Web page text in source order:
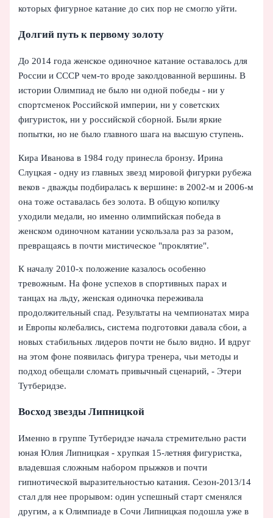
которых фигурное катание до сих пор не смогло уйти.
Долгий путь к первому золоту
До 2014 года женское одиночное катание оставалось для
России и СССР чем-то вроде заколдованной вершины. В
истории Олимпиад не было ни одной победы - ни у
спортсменок Российской империи, ни у советских
фигуристок, ни у российской сборной. Были яркие
попытки, но не было главного шага на высшую ступень.
Кира Иванова в 1984 году принесла бронзу. Ирина
Слуцкая - одну из главных звезд мировой фигурки рубежа
веков - дважды подбиралась к вершине: в 2002-м и 2006-м
она тоже оставалась без золота. В общую копилку
уходили медали, но именно олимпийская победа в
женском одиночном катании ускользала раз за разом,
превращаясь в почти мистическое "проклятие".
К началу 2010-х положение казалось особенно
тревожным. На фоне успехов в спортивных парах и
танцах на льду, женская одиночка переживала
продолжительный спад. Результаты на чемпионатах мира
и Европы колебались, система подготовки давала сбои, а
новых стабильных лидеров почти не было видно. И вдруг
на этом фоне появилась фигура тренера, чьи методы и
подход обещали сломать привычный сценарий, - Этери
Тутберидзе.
Восход звезды Липницкой
Именно в группе Тутберидзе начала стремительно расти
юная Юлия Липницкая - хрупкая 15-летняя фигуристка,
владевшая сложным набором прыжков и почти
гипнотической выразительностью катания. Сезон-2013/14
стал для нее прорывом: один успешный старт сменялся
другим, а к Олимпиаде в Сочи Липницкая подошла уже в